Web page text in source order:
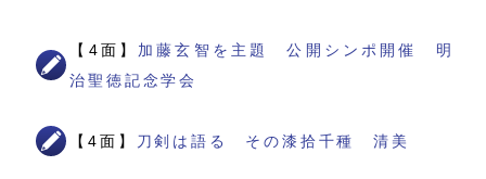
【4面】 加藤玄智を主題 公開シンポ開催 明
治聖徳記念学会
【4面】 刀剣は語る その漆拾千種 清美